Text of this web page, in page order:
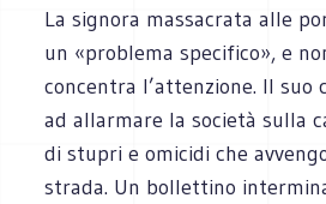
La signora massacrata alle
un «problema specifico», e
concentra l’attenzione. Il suo
ad allarmare la società sulla
di stupri e omicidi che
strada. Un bollettino